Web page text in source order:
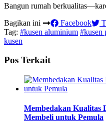
Bangun rumah
Bagikan ini
Facebook
Tag: #kusen aluminium #kusen
kusen
Pos Terkait
Membedakan Kualitas
Membeli untuk Pemula